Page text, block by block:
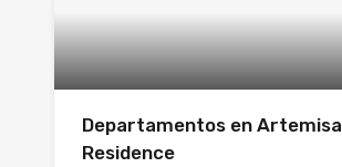
Departamentos en
Residence